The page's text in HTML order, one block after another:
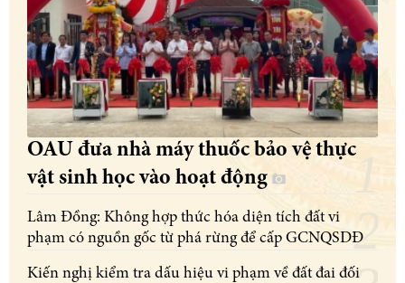
OAU đưa nhà máy thuốc bảo vệ thực
vật sinh học vào hoạt động
Lâm Đồng: Không hợp thức hóa diện tích đất vi
phạm có nguồn gốc từ phá rừng để cấp GCNQSDĐ
Kiến nghị kiểm tra dấu hiệu vi phạm về đất đai đối